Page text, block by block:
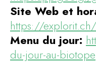
Site Web et
https://
Menu du jour:
du-jour-au-biotope